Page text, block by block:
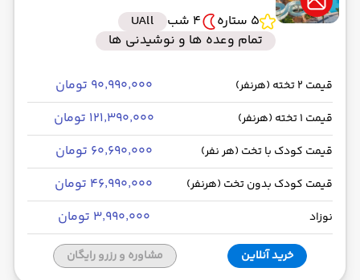
5 ستاره
4 شب
UAll
تمام وعده ها و نوشیدنی ها
قیمت 2 تخته (هرنفر) ۹۰٬۹۹۰٬۰۰۰ تومان
قیمت 1 تخته (هرنفر) ۱۲۱٬۳۹۰٬۰۰۰ تومان
قیمت کودک با تخت (هر نفر) ۶۰٬۶۹۰٬۰۰۰ تومان
قیمت کودک بدون تخت (هرنفر) ۴۶٬۹۹۰٬۰۰۰ تومان
نوزاد ۳٬۹۹۰٬۰۰۰ تومان
خرید آنلاین مشاوره و رزرو رایگان